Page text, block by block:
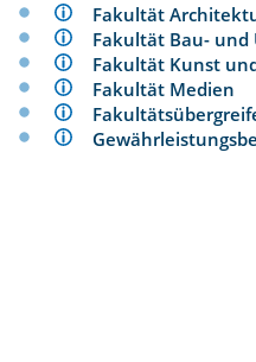
Fakultät
Fakultät Bau-
Fakultät Kunst
Fakultät Medien